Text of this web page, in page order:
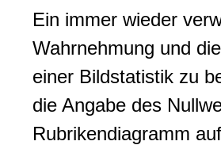
Ein immer wieder
Wahrnehmung und
einer Bildstatistik zu
die Angabe des
Rubrikendiagramm